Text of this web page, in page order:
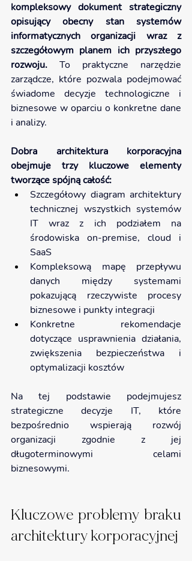
kompleksowy dokument strategiczny
opisujący obecny stan systemów
informatycznych organizacji wraz z
szczegółowym planem ich przyszłego
rozwoju. To praktyczne narzędzie
zarządcze, które pozwala podejmować
świadome decyzje technologiczne i
biznesowe w oparciu o konkretne dane
i analizy.
Dobra architektura korporacyjna
obejmuje trzy kluczowe elementy
tworzące spójną całość:
Szczegółowy diagram architektury
technicznej wszystkich systemów
IT wraz z ich podziałem na
środowiska on-premise, cloud i
SaaS
Kompleksową mapę przepływu
danych między systemami
pokazującą rzeczywiste procesy
biznesowe i punkty integracji
Konkretne rekomendacje
dotyczące usprawnienia działania,
zwiększenia bezpieczeństwa i
optymalizacji kosztów
Na tej podstawie podejmujesz
strategiczne decyzje IT, które
bezpośrednio wspierają rozwój
organizacji zgodnie z jej
długoterminowymi celami
biznesowymi.
Kluczowe problemy braku
architektury korporacyjnej